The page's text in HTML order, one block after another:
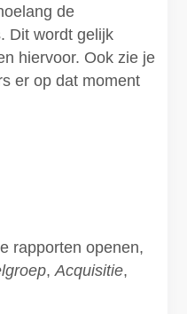
de
Dit wordt gelijk
hiervoor. Ook zie je
er op dat moment
rapporten openen,
,Acquisitie,